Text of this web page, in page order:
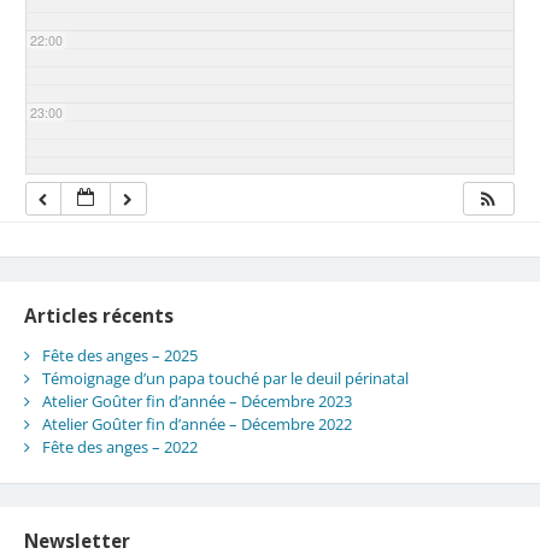
22:00
23:00
Articles récents
Fête des anges – 2025
Témoignage d’un papa touché par le deuil périnatal
Atelier Goûter fin d’année – Décembre 2023
Atelier Goûter fin d’année – Décembre 2022
Fête des anges – 2022
Newsletter